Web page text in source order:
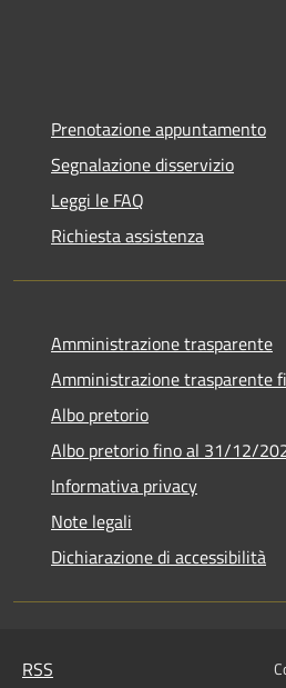
Prenotazione appuntamento
Segnalazione disservizio
Leggi le FAQ
Richiesta assistenza
Amministrazione trasparente
Amministrazione trasparente
Albo pretorio
Albo pretorio fino al 31/12/
Informativa privacy
Note legali
Dichiarazione di accessibilità
RSS